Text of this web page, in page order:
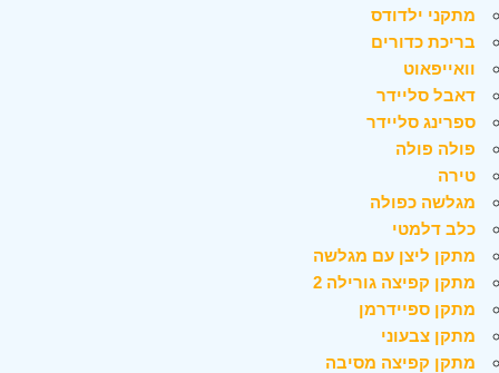
מתקני ילדודס
בריכת כדורים
וואייפאוט
דאבל סליידר
ספרינג סליידר
פולה פולה
טירה
מגלשה כפולה
כלב דלמטי
מתקן ליצן עם מגלשה
מתקן קפיצה גורילה 2
מתקן ספיידרמן
מתקן צבעוני
מתקן קפיצה מסיבה